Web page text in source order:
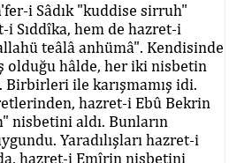
i Sâdık "kuddise sirruh"
Sıddîka, hem de hazret-i
teâlâ anhümâ". Kendisinde
olduğu hâlde, her iki nisbetin
Birbirleri ile karışmamış idi.
hazret-i Ebû Bekrin
nisbetini aldı. Bunların
Yaradılışları hazret-i
hazret-i Emîrin nisbetini